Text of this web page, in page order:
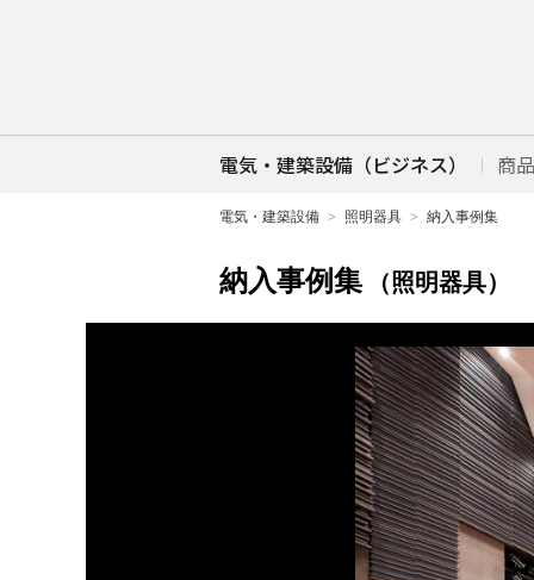
電気・建築設備（ビジネス） 商
電気・建築設備 照明器具 納入事例集
納入事例集 （照明器具）